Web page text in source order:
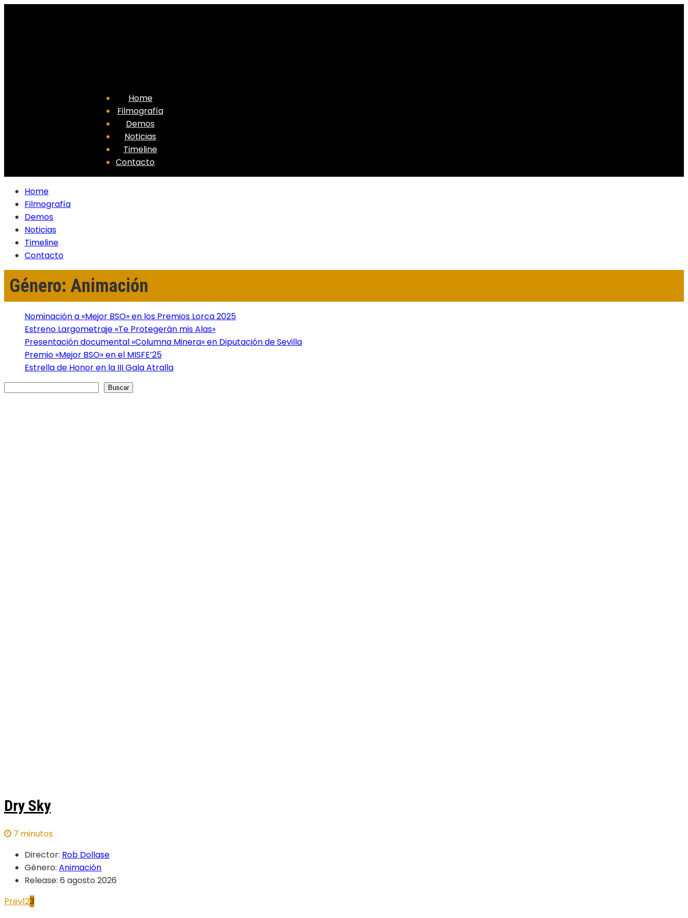
Home
Filmografía
Demos
Noticias
Timeline
Contacto
Home
Filmografía
Demos
Noticias
Timeline
Contacto
Género: Animación
Nominación a «Mejor BSO» en los Premios Lorca 2025
Estreno Largometraje «Te Protegerán mis Alas»
Presentación documental «Columna Minera» en Diputación de Sevilla
Premio «Mejor BSO» en el MISFE’25
Estrella de Honor en la III Gala Atralla
Buscar
Dry Sky
7 minutos
Director: Rob Dollase
Género: Animación
Release: 6 agosto 2026
Prev123